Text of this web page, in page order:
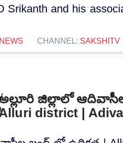
Srikanth and his
NEWS CHANNEL: SAKSHITV
జిల్లాలో
district |